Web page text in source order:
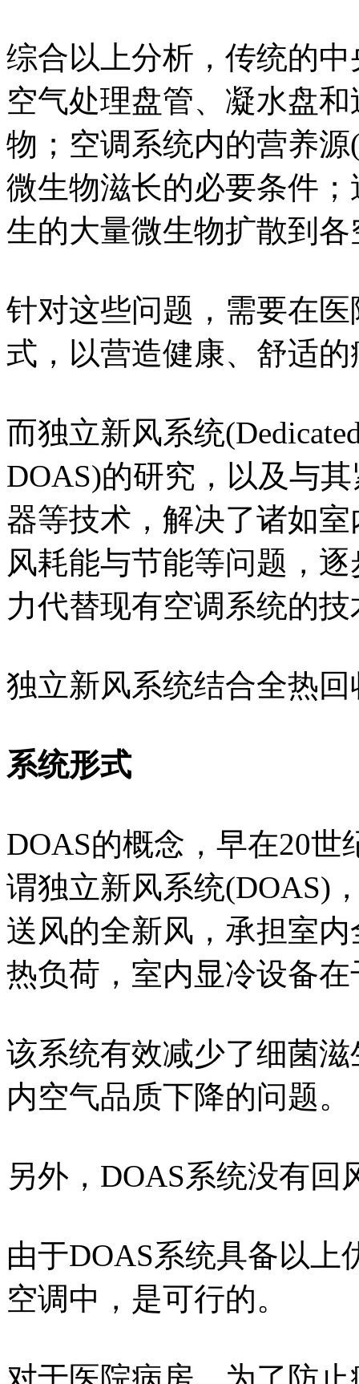
综合以上分析，传统的
空气处理盘管、凝水盘
物；空调系统内的营养
微生物滋长的必要条件
生的大量微生物扩散到
针对这些问题，需要在
式，以营造健康、舒适
而独立新风系统
DOAS)的研究，以及与
器等技术，解决了诸如
风耗能与节能等问题，
力代替现有空调系统的
独立新风系统结合全热
系统形式
DOAS的概念，早在20
谓独立新风系统(DOAS)
送风的全新风，承担室
热负荷，室内显冷设备
该系统有效减少了细菌
内空气品质下降的问题。
另外，DOAS系统没有
由于DOAS系统具备以
空调中，是可行的。